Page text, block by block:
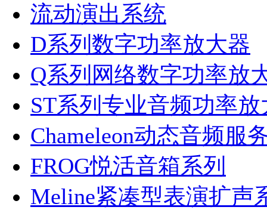
流动演出系统
D系列数字功率放大器
Q系列网络数字功率放
ST系列专业音频功率放
Chameleon动态音频服
FROG悦活音箱系列
Meline紧凑型表演扩声